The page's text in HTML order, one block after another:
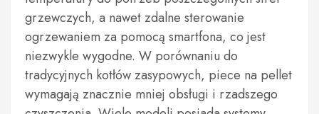
grzewczych, a nawet zdalne sterowanie
ogrzewaniem za pomocą smartfona, co jest
niezwykle wygodne. W porównaniu do
tradycyjnych kotłów zasypowych, piece na pellet
wymagają znacznie mniej obsługi i rzadszego